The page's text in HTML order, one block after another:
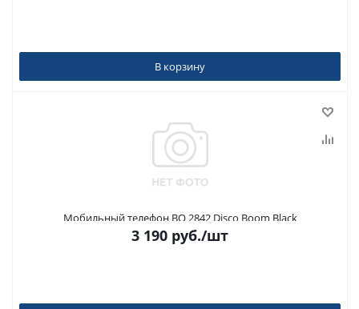
В корзину
Мобильный телефон BQ 2842 Disco Boom Black
3 190 руб./шт